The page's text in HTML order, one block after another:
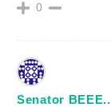
0
Senator BEEE..